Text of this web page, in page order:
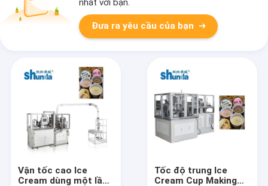
nhất với bạn.
Đưa ra yêu cầu của bạn
Vận tốc cao Ice
Cream dùng một lần
Tốc độ trung Ice
Cream Cup Making